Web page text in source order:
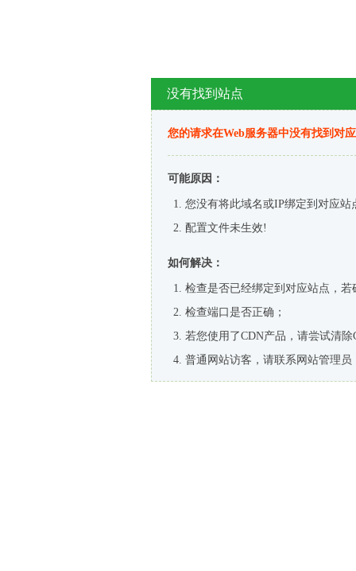
没有找到站点
您的请求在Web服务器中没有找到对
可能原因：
您没有将此域名或IP绑定到对应站
配置文件未生效!
如何解决：
检查是否已经绑定到对应站点，
检查端口是否正确；
若您使用了CDN产品，请尝试清除
普通网站访客，请联系网站管理员